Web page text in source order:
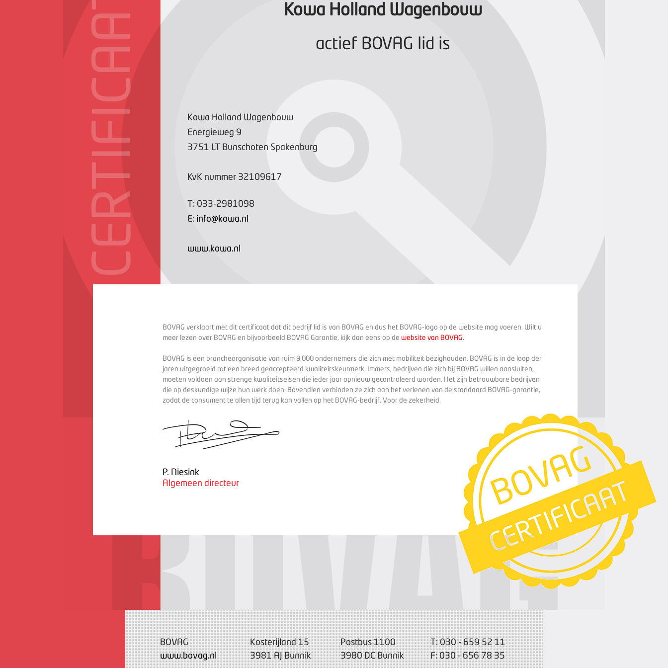
CERTIFICAAT
Kowa Holland Wagenbouw
actief BOVAG lid is
Kowa Holland Wagenbouw
Energieweg 9
3751 LT Bunschoten Spakenburg
KvK nummer 32109617
T: 033-2981098
E: info@kowa.nl
www.kowa.nl
BOVAG verklaart met dit certificaat dat dit bedrijf lid is van BOVAG en dus het BOVAG-logo op de website mag voeren. Wilt u
meer lezen over BOVAG en bijvoorbeeld BOVAG Garantie, kijk dan eens op de website van BOVAG.
BOVAG is een brancheorganisatie van ruim 9.000 ondernemers die zich met mobiliteit bezighouden. BOVAG is in de loop der
jaren uitgegroeid tot een breed geaccepteerd kwaliteitskeurmerk. Immers, bedrijven die zich bij BOVAG willen aansluiten,
moeten voldoen aan strenge kwaliteitseisen die ieder jaar opnieuw gecontroleerd worden. Het zijn betrouwbare bedrijven
die op deskundige wijze hun werk doen. Bovendien verbinden ze zich aan het verlenen van de standaard BOVAG-garantie,
zodat de consument te allen tijd terug kan vallen op het BOVAG-bedrijf. Voor de zekerheid.
P. Niesink
Algemeen directeur
BOVAG
www.bovag.nl
Kosterijland 15
3981 AJ Bunnik
Postbus 1100
3980 DC Bunnik
T: 030 - 659 52 11
F: 030 - 656 78 35